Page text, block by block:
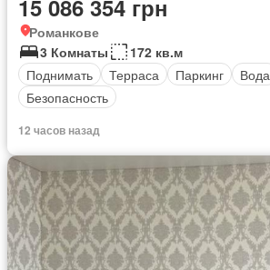
15 086 354 грн
Романкове
3 Комнаты
172 кв.м
Поднимать
Терраса Паркинг Вода
Безопасность
12 часов назад